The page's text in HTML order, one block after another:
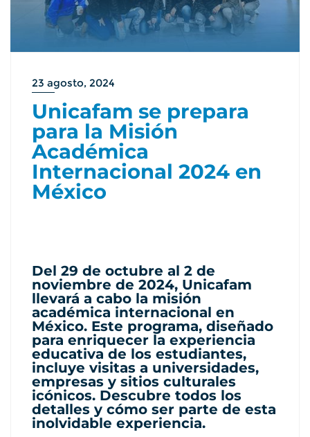
23 agosto, 2024
Unicafam se prepara
para la Misión
Académica
Internacional 2024 en
México
Del 29 de octubre al 2 de
noviembre de 2024, Unicafam
llevará a cabo la misión
académica internacional en
México. Este programa, diseñado
para enriquecer la experiencia
educativa de los estudiantes,
incluye visitas a universidades,
empresas y sitios culturales
icónicos. Descubre todos los
detalles y cómo ser parte de esta
inolvidable experiencia.